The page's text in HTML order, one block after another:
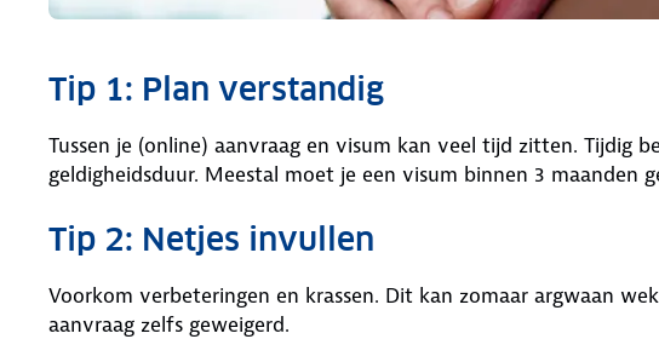
Tip 1: Plan verstandig
Tussen je (online) aanvraag en visum kan veel tijd zitten. Tijdig
geldigheidsduur. Meestal moet je een visum binnen 3 maanden
Tip 2: Netjes invullen
Voorkom verbeteringen en krassen. Dit kan zomaar argwaan
aanvraag zelfs geweigerd.